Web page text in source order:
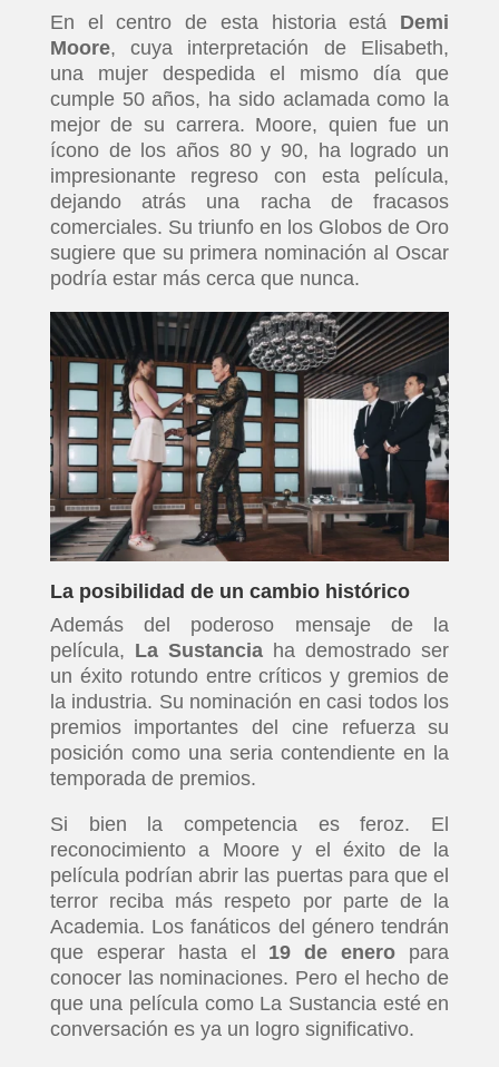
En el centro de esta historia está Demi
Moore, cuya interpretación de Elisabeth,
una mujer despedida el mismo día que
cumple 50 años, ha sido aclamada como la
mejor de su carrera. Moore, quien fue un
ícono de los años 80 y 90, ha logrado un
impresionante regreso con esta película,
dejando atrás una racha de fracasos
comerciales. Su triunfo en los Globos de Oro
sugiere que su primera nominación al Oscar
podría estar más cerca que nunca.
La posibilidad de un cambio histórico
Además del poderoso mensaje de la
película, La Sustanciaha demostrado ser
un éxito rotundo entre críticos y gremios de
la industria. Su nominación en casi todos los
premios importantes del cine refuerza su
posición como una seria contendiente en la
temporada de premios.
Si bien la competencia es feroz. El
reconocimiento a Moore y el éxito de la
película podrían abrir las puertas para que el
terror reciba más respeto por parte de la
Academia. Los fanáticos del género tendrán
que esperar hasta el 19 de enero para
conocer las nominaciones. Pero el hecho de
que una película como La Sustancia esté en
conversación es ya un logro significativo.